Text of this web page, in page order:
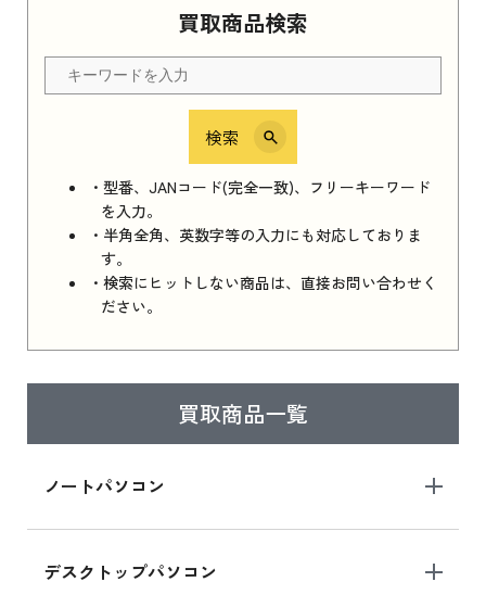
買取商品検索
検索
・型番、JANコード(完全一致)、フリーキーワード
を入力。
・半角全角、英数字等の入力にも対応しておりま
す。
・検索にヒットしない商品は、直接お問い合わせく
ださい。
買取商品一覧
ノートパソコン
デスクトップパソコン
Apple Watch Series 11 2025 新品買取価格はこ
ちら
iPhone 16e シリーズ 2025
iPhone 16e シリーズ 2025 新品買取価格はこち
ら
iPad 11インチ 2025年春モデル
はこちら
ら
iPad mini シリーズ 2024